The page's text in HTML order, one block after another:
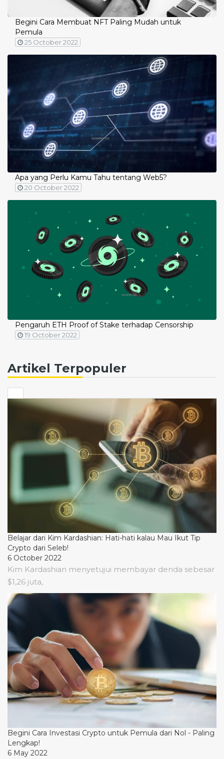
Begini Cara Membuat NFT Paling Mudah untuk
Pemula
25 October 2022
Apa yang Perlu Kamu Tahu tentang Web5?
20 October 2022
Pengaruh ETH Proof of Stake terhadap Censorship
19 October 2022
Artikel Terpopuler
Belajar dari Kim Kardashian: Hati-hati kalau Mau Ikut Tip
Crypto dari Seleb!
6 October 2022
Kim Kardashian menyetujui membayar denda sebesar
$1,26 juta,
Begini Cara Investasi Crypto untuk Pemula dari Nol - Paling
Lengkap!
6 May 2022